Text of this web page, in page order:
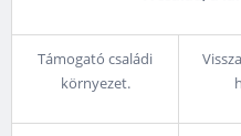
Támogató családi
környezet.